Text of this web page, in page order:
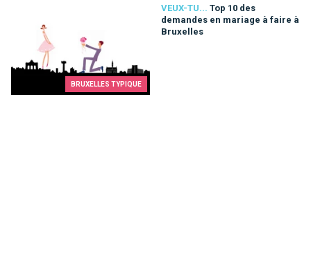
BRUXELLES TYPIQUE
VEUX-TU... Top 10 des
demandes en mariage à faire à
Bruxelles
Top 10 des demandes en mariage à faire à Bruxelles